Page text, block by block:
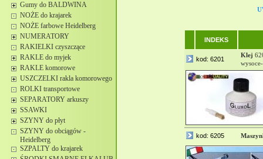
Gumy do BALDWINA
NOŻE do krajarek
NOŻE farbowe Heidelberg
NUMERATORY
RAKIELKI czyszczące
RAKLE do myjek
RAKLE komorowe
USZCZELKI rakla komorowego
ROLKI transportowe
SEPARATORY arkuszy
SSAWKI
SZYNY do płyt
SZYNY do obciągów -
Heidelberg
SZPALTY do krajarek
INDEKS
kod: 6201
Klej
kod: 6205